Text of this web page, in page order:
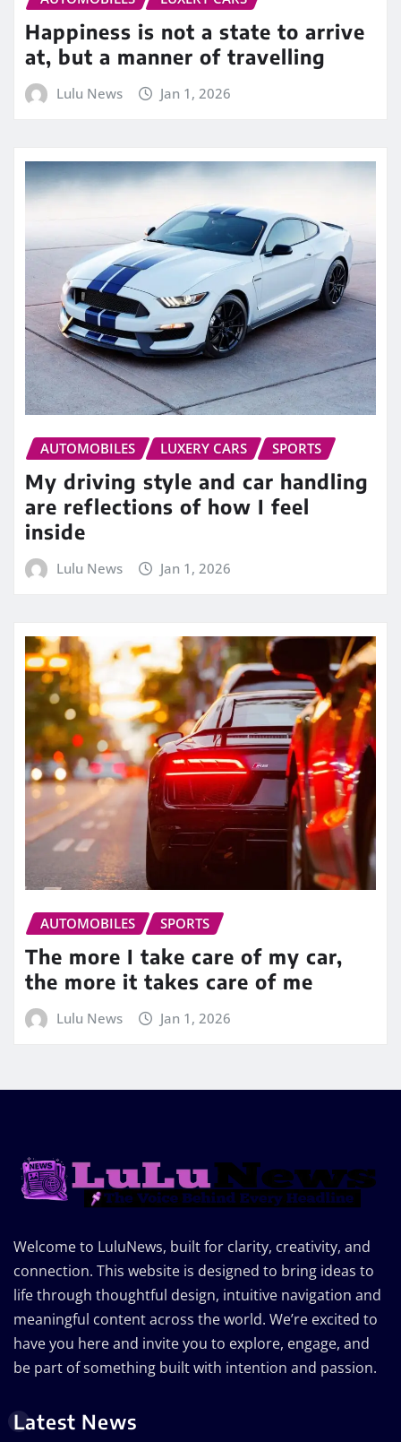
Happiness is not a state to arrive
at, but a manner of travelling
Lulu News Jan 1, 2026
AUTOMOBILES LUXERY CARS SPORTS
My driving style and car handling
are reflections of how I feel
inside
Lulu News Jan 1, 2026
AUTOMOBILES SPORTS
The more I take care of my car,
the more it takes care of me
Lulu News Jan 1, 2026
Welcome to LuluNews, built for clarity, creativity, and
connection. This website is designed to bring ideas to
life through thoughtful design, intuitive navigation and
meaningful content across the world. We’re excited to
have you here and invite you to explore, engage, and
be part of something built with intention and passion.
Latest News